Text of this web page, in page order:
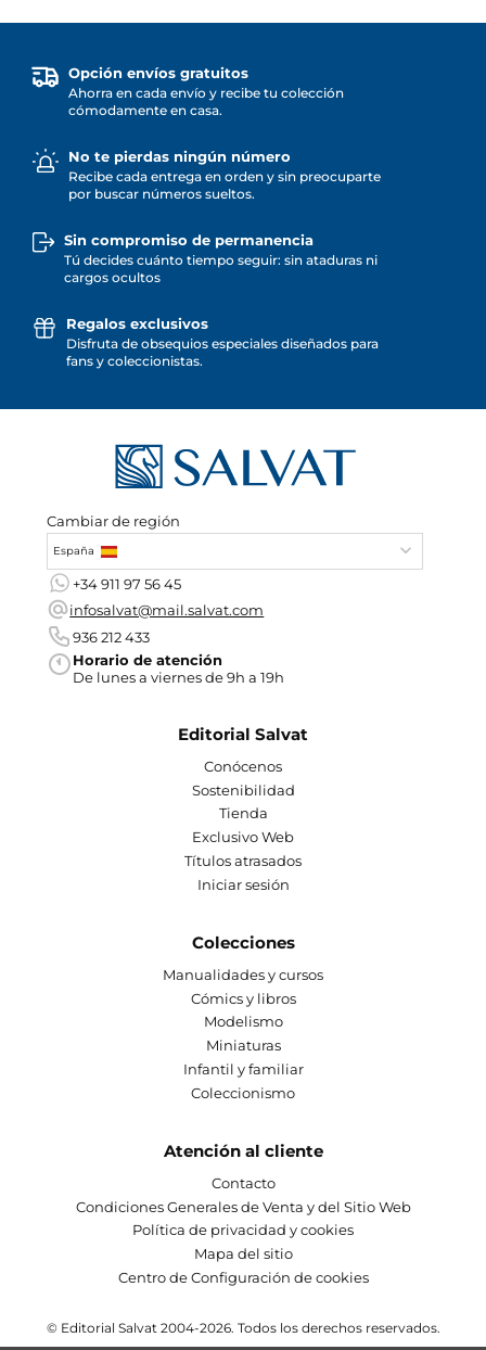
Opción envíos gratuitos
Ahorra en cada envío y recibe tu colección
cómodamente en casa.
No te pierdas ningún número
Recibe cada entrega en orden y sin preocuparte
por buscar números sueltos.
Sin compromiso de permanencia
Tú decides cuánto tiempo seguir: sin ataduras ni
cargos ocultos
Regalos exclusivos
Disfruta de obsequios especiales diseñados para
fans y coleccionistas.
Cambiar de región
España
+34 911 97 56 45
infosalvat@mail.salvat.com
936 212 433
Horario de atención
De lunes a viernes de 9h a 19h
Editorial Salvat
Conócenos
Sostenibilidad
Tienda
Exclusivo Web
Títulos atrasados
Iniciar sesión
Colecciones
Manualidades y cursos
Cómics y libros
Modelismo
Miniaturas
Infantil y familiar
Coleccionismo
Atención al cliente
Contacto
Condiciones Generales de Venta y del Sitio Web
Política de privacidad y cookies
Mapa del sitio
Centro de Configuración de cookies
© Editorial Salvat 2004-2026. Todos los derechos reservados.